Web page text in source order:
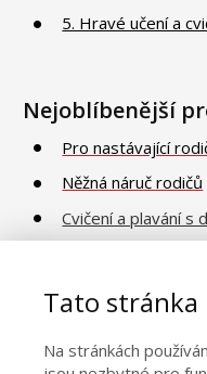
5. Hravé učení a
Nejoblíbenější
Pro nastávající
Něžná náruč rodičů
Cvičení a plavání s
Tato stránka
Na stránkách